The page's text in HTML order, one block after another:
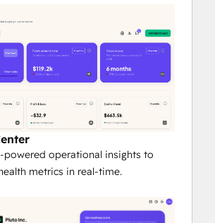
win rates
alongside your
company metrics
Simplify reporting
to investors
advisors by automatically pulling
sales data into Boxsy’s
Make smarter decisions
control center that connects
insights to your operational
prepping for your next
powered operational insights to
metrics in real-time.